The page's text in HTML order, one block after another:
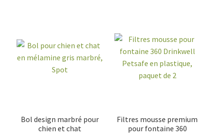
modèle
nid
Bol design marbré pour
chien et chat
Filtres mousse premium
pour fontaine 360